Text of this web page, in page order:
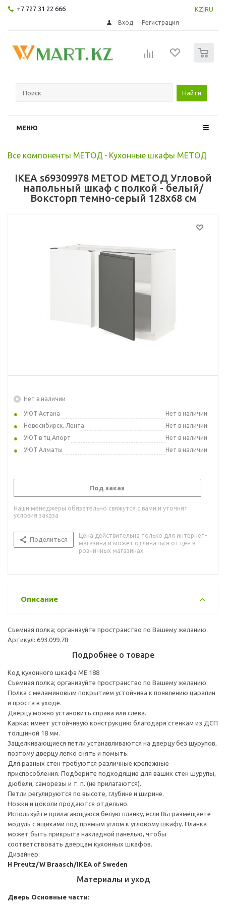
+7 727 31 22 666 KZ RU
Вход Регистрация
Найти
МЕНЮ
Все компоненты МЕТОД - Кухонные шкафы МЕТОД
IKEA s69309978 METOD МЕТОД Угловой
напольный шкаф с полкой - белый/
Воксторп темно-серый 128x68 см
Нет в наличии
УЮТ Астана
Нет в наличии
Новосибирск, Лента
Нет в наличии
УЮТ в тц Апорт
Нет в наличии
УЮТ Алматы
Нет в наличии
Под заказ
Наши менеджеры обязательно свяжутся с вами и уточнят
условия заказа
Поделиться
Цена действительна только для интернет-
магазина и может отличаться от цен в
розничных магазинах
Описание
Cъемная полка; организуйте пространство по Вашему желанию.
Артикул: 693.099.78
Подробнее о товаре
Код кухонного шкафа ME 188
Cъемная полка; организуйте пространство по Вашему желанию.
Полка с меламиновым покрытием устойчива к появлению царапин
и проста в уходе.
Дверцу можно установить справа или слева.
Каркас имеет устойчивую конструкцию благодаря стенкам из ДСП
толщиной 18 мм.
Защелкивающиеся петли устанавливаются на дверцу без шурупов,
поэтому дверцу легко снять и помыть.
Для разных стен требуются различные крепежные
приспособления. Подберите подходящие для ваших стен шурупы,
дюбели, саморезы и т. п. (не прилагаются).
Петли регулируются по высоте, глубине и ширине.
Ножки и цоколи продаются отдельно.
Используйте прилагающуюся белую планку, если Вы размещаете
модуль с ящиками под прямым углом к угловому шкафу. Планка
может быть прикрыта накладной панелью, чтобы
соответствовать дверцам кухонных шкафов.
Дизайнер:
H Preutz/W Braasch/IKEA of Sweden
Материалы и уход
Дверь Основные части: